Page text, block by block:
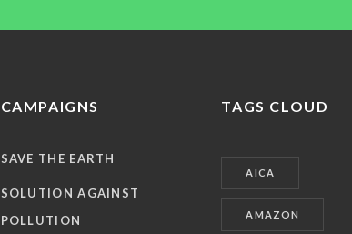
CAMPAIGNS
SAVE THE EARTH
SOLUTION AGAINST
POLLUTION
TAGS CLOUD
AICA
AMAZON